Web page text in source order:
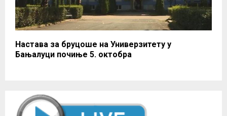
Настава за бруцоше на Универзитету у
Бањалуци почиње 5. октобра